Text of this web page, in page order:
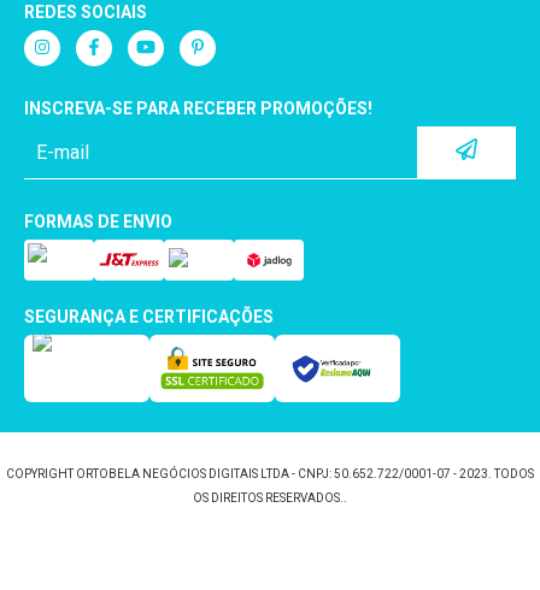
REDES SOCIAIS
INSCREVA-SE PARA RECEBER PROMOÇÕES!
FORMAS DE ENVIO
SEGURANÇA E CERTIFICAÇÕES
COPYRIGHT ORTOBELA NEGÓCIOS DIGITAIS LTDA - CNPJ: 50.652.722/0001-07 - 2023. TODOS
OS DIREITOS RESERVADOS..